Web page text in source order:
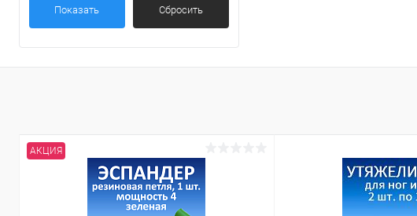
Показать Сбросить
АКЦИЯ